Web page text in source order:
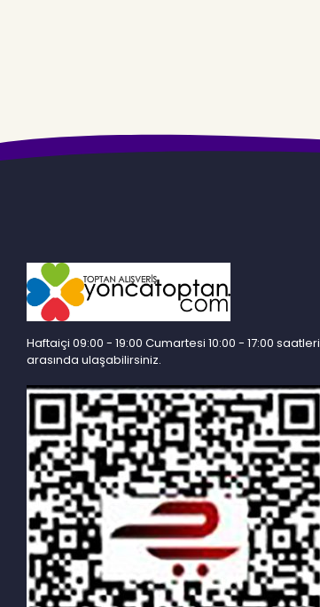
Haftaiçi 09:00 - 19:00 Cumartesi 10:00 - 17:00 saatleri
arasında ulaşabilirsiniz.